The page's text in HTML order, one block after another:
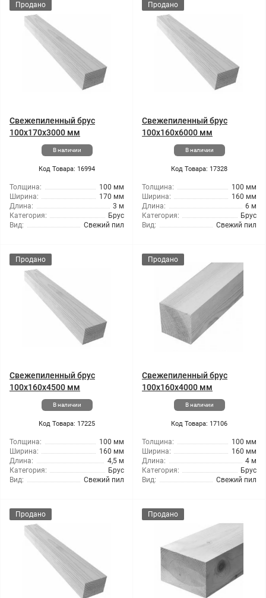
Продано
Свежепиленный брус
100x170x3000 мм
В наличии
Код Товара: 16994
Толщина:
100 мм
Ширина:
170 мм
Длина:
3 м
Категория:
Брус
Вид:
Свежий пил
Продано
Свежепиленный брус
100x160x6000 мм
В наличии
Код Товара: 17328
Толщина:
100 мм
Ширина:
160 мм
Длина:
6 м
Категория:
Брус
Вид:
Свежий пил
Продано
Свежепиленный брус
100x160x4500 мм
В наличии
Код Товара: 17225
Толщина:
100 мм
Ширина:
160 мм
Длина:
4,5 м
Категория:
Брус
Вид:
Свежий пил
Продано
Свежепиленный брус
100x160x4000 мм
В наличии
Код Товара: 17106
Толщина:
100 мм
Ширина:
160 мм
Длина:
4 м
Категория:
Брус
Вид:
Свежий пил
Продано Продано